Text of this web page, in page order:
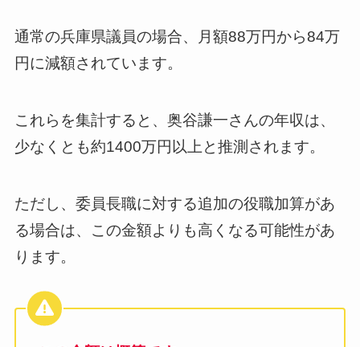
通常の兵庫県議員の場合、月額88万円から84万
円に減額されています。
これらを集計すると、奥谷謙一さんの年収は、
少なくとも約1400万円以上と推測されます。
ただし、委員長職に対する追加の役職加算があ
る場合は、この金額よりも高くなる可能性があ
ります。